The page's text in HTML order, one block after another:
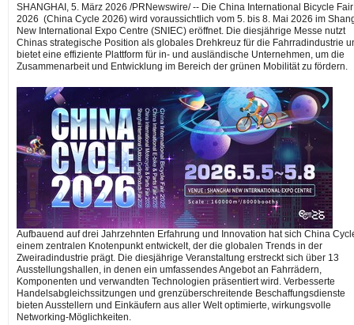
SHANGHAI , 5. März 2026 /PRNewswire/ -- Die China International Bicycle Fair
2026 (China Cycle 2026) wird voraussichtlich vom 5. bis 8. Mai 2026 im
New International Expo Centre (SNIEC) eröffnet. Die diesjährige Messe nutzt
Chinas strategische Position als globales Drehkreuz für die Fahrradindustrie
bietet eine effiziente Plattform für in- und ausländische Unternehmen, um die
Zusammenarbeit und Entwicklung im Bereich der grünen Mobilität zu fördern.
Aufbauend auf drei Jahrzehnten Erfahrung und Innovation hat sich China
einem zentralen Knotenpunkt entwickelt, der die globalen Trends in der
Zweiradindustrie prägt. Die diesjährige Veranstaltung erstreckt sich über 13
Ausstellungshallen, in denen ein umfassendes Angebot an Fahrrädern,
Komponenten und verwandten Technologien präsentiert wird. Verbesserte
Handelsabgleichssitzungen und grenzüberschreitende Beschaffungsdienste
bieten Ausstellern und Einkäufern aus aller Welt optimierte, wirkungsvolle
Networking-Möglichkeiten.